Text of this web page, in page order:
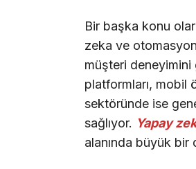
Bir başka konu
zeka ve
müşteri
platformları, mobil
sektöründe ise
sağlıyor. Yapay
alanında büyük bir